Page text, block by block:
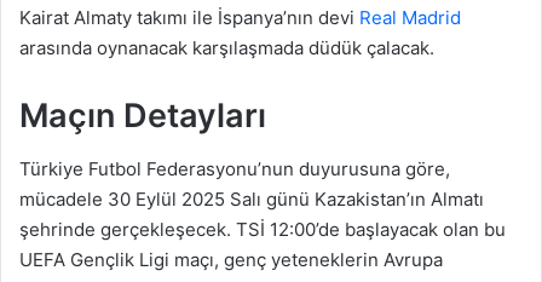
Kairat Almaty takımı ile İspanya’nın devi Real Madrid
arasında oynanacak karşılaşmada düdük çalacak.
Maçın Detayları
Türkiye Futbol Federasyonu’nun duyurusuna göre,
mücadele 30 Eylül 2025 Salı günü Kazakistan’ın Almatı
şehrinde gerçekleşecek. TSİ 12:00’de başlayacak olan bu
UEFA Gençlik Ligi maçı, genç yeteneklerin Avrupa